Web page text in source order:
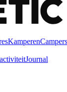
KamperenCampers
Journal